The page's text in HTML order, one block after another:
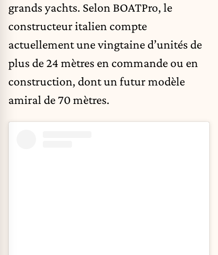
grands yachts. Selon BOATPro, le
constructeur italien compte
actuellement une vingtaine d’unités de
plus de 24 mètres en commande ou en
construction, dont un futur modèle
amiral de 70 mètres.